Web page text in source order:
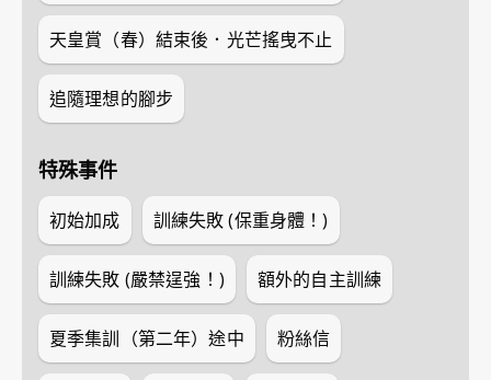
天皇賞（春）結束後．光芒搖曳不止
追隨理想的腳步
特殊事件
初始加成 訓練失敗 (保重身體！)
訓練失敗 (嚴禁逞強！) 額外的自主訓練
夏季集訓（第二年）途中 粉絲信